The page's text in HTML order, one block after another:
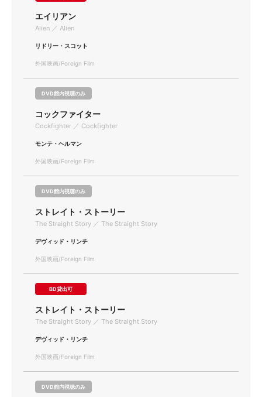
エイリアン
Alien ／ Alien
リドリー・スコット
外国映画/Foreign Film
DVD館内視聴のみ
コックファイター
Cockfighter ／ Cockfighter
モンテ・ヘルマン
外国映画/Foreign Film
DVD館内視聴のみ
ストレイト・ストーリー
The Straight Story ／ The Straight Story
デヴィッド・リンチ
外国映画/Foreign Film
BD貸出可
ストレイト・ストーリー
The Straight Story ／ The Straight Story
デヴィッド・リンチ
外国映画/Foreign Film
DVD館内視聴のみ